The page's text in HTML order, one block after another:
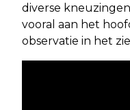
diverse
vooral aan het
observatie in het